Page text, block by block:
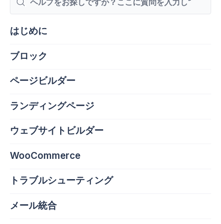
はじめに
ブロック
ページビルダー
ランディングページ
ウェブサイトビルダー
WooCommerce
トラブルシューティング
メール統合